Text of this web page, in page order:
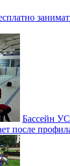
Бассейн
после